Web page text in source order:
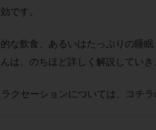
です。
な飲食、あるいはたっぷりの睡
は、のちほど詳しく解説していき
クセーションについては、コチ